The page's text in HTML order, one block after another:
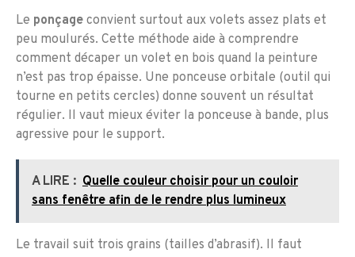
Le ponçage convient surtout aux volets assez plats et
peu moulurés. Cette méthode aide à comprendre
comment décaper un volet en bois quand la peinture
n’est pas trop épaisse. Une ponceuse orbitale (outil qui
tourne en petits cercles) donne souvent un résultat
régulier. Il vaut mieux éviter la ponceuse à bande, plus
agressive pour le support.
A LIRE : Quelle couleur choisir pour un couloir
sans fenêtre afin de le rendre plus lumineux
Le travail suit trois grains (tailles d’abrasif). Il faut